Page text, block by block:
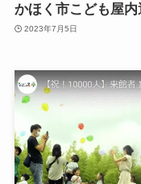
かほく市こども屋
2023年7月5日